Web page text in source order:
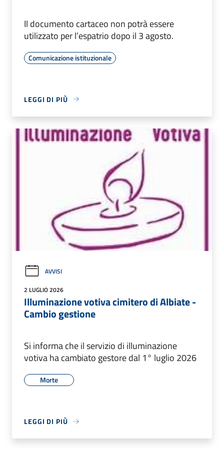
Il documento cartaceo non potrà essere
utilizzato per l’espatrio dopo il 3 agosto.
Comunicazione istituzionale
LEGGI DI PIÙ
AVVISI
2 LUGLIO 2026
Illuminazione votiva cimitero di Albiate -
Cambio gestione
Si informa che il servizio di illuminazione
votiva ha cambiato gestore dal 1° luglio 2026
Morte
LEGGI DI PIÙ